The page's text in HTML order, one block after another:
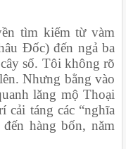
tìm kiếm từ vàm
Đốc) đến ngả ba
số. Tôi không rõ
Nhưng bằng vào
lăng mộ Thoại
táng các “nghĩa
hàng bốn, năm